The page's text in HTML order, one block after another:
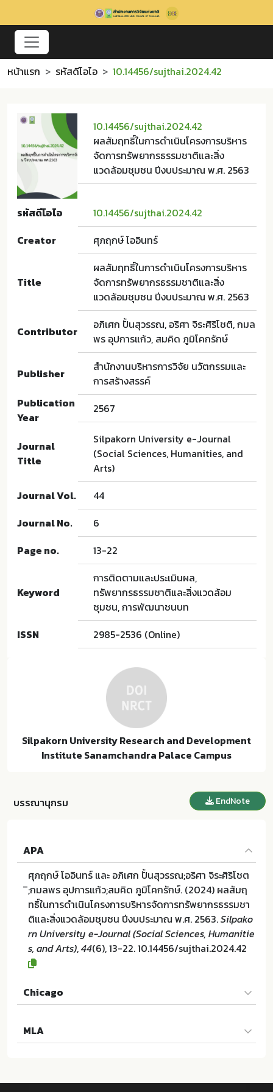
หน้าแรก รหัสดีโอไอ 10.14456/sujthai.2024.42
10.14456/sujthai.2024.42
ผลสัมฤทธิ์ในการดำเนินโครงการบริหาร
จัดการทรัพยากรธรรมชาติและสิ่ง
แวดล้อมชุมชน ปีงบประมาณ พ.ศ. 2563
รหัสดีโอไอ
10.14456/sujthai.2024.42
Creator
ศุภฤกษ์ โออินทร์
Title
ผลสัมฤทธิ์ในการดำเนินโครงการบริหาร
จัดการทรัพยากรธรรมชาติและสิ่ง
แวดล้อมชุมชน ปีงบประมาณ พ.ศ. 2563
Contributor
อภิเศก ปั้นสุวรรณ, อริศา จิระศิริโชติ, กมล
พร อุปการแก้ว, สมคิด ภูมิโคกรักษ์
Publisher
สำนักงานบริหารการวิจัย นวัตกรรมและ
การสร้างสรรค์
Publication
Year
2567
Journal
Title
Silpakorn University e-Journal
(Social Sciences, Humanities, and
Arts)
Journal Vol.
44
Journal No.
6
Page no.
13-22
Keyword
การติดตามและประเมินผล,
ทรัพยากรธรรมชาติและสิ่งแวดล้อม
ชุมชน, การพัฒนาชนบท
ISSN
2985-2536 (Online)
Silpakorn University Research and Development
Institute Sanamchandra Palace Campus
บรรณานุกรม EndNote
APA
ศุภฤกษ์ โออินทร์ และ อภิเศก ปั้นสุวรรณ;อริศา จิระศิริโชต
ิ;กมลพร อุปการแก้ว;สมคิด ภูมิโคกรักษ์. (2024) ผลสัมฤ
ทธิ์ในการดำเนินโครงการบริหารจัดการทรัพยากรธรรมชา
ติและสิ่งแวดล้อมชุมชน ปีงบประมาณ พ.ศ. 2563.Silpako
rn University e-Journal (Social Sciences, Humanitie
s, and Arts),44(6), 13-22. 10.14456/sujthai.2024.42
Chicago
ิ;กมลพร อุปการแก้ว;สมคิด ภูมิโคกรักษ์. "ผลสัมฤทธิ์ในก
ารดำเนินโครงการบริหารจัดการทรัพยากรธรรมชาติและสิ่ง
MLA
รดำเนินโครงการบริหารจัดการทรัพยากรธรรมชาติและสิ่ง